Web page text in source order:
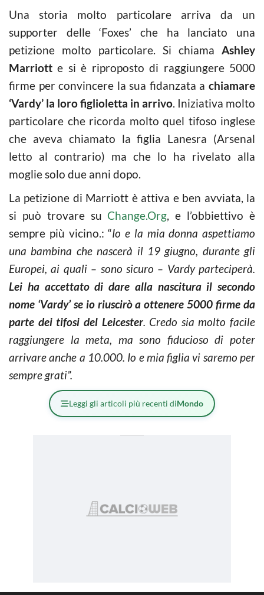
Una storia molto particolare arriva da un
supporter delle ‘Foxes’ che ha lanciato una
petizione molto particolare. Si chiama Ashley
Marriott e si è riproposto di raggiungere 5000
firme per convincere la sua fidanzata a chiamare
‘Vardy’ la loro figlioletta in arrivo. Iniziativa molto
particolare che ricorda molto quel tifoso inglese
che aveva chiamato la figlia Lanesra (Arsenal
letto al contrario) ma che lo ha rivelato alla
moglie solo due anni dopo.
La petizione di Marriott è attiva e ben avviata, la
si può trovare su Change.Org, e l’obbiettivo è
sempre più vicino.: “Io e la mia donna aspettiamo
una bambina che nascerà il 19 giugno, durante gli
Europei, ai quali – sono sicuro – Vardy parteciperà.
Lei ha accettato di dare alla nascitura il secondo
nome ‘Vardy’ se io riuscirò a ottenere 5000 firme da
parte dei tifosi del Leicester. Credo sia molto facile
raggiungere la meta, ma sono fiducioso di poter
arrivare anche a 10.000. Io e mia figlia vi saremo per
sempre grati”.
Leggi gli articoli più recenti diMondo